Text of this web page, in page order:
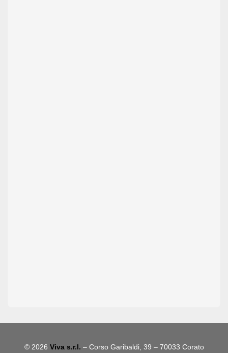
© 2026 Viva s.r.l. – Corso Garibaldi, 39 – 70033 Corato